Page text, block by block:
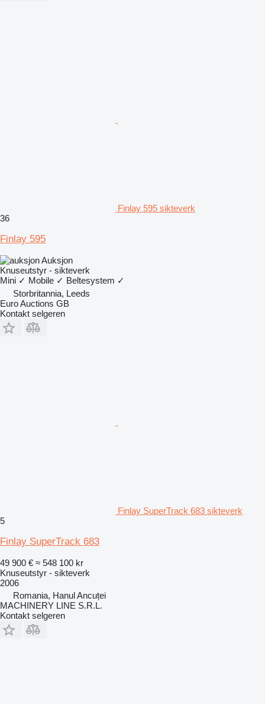
Finlay 595 sikteverk
36
Finlay 595
Auksjon
Knuseutstyr - sikteverk
Mini ✓ Mobile ✓ Beltesystem ✓
Storbritannia, Leeds
Euro Auctions GB
Kontakt selgeren
Finlay SuperTrack 683 sikteverk
5
Finlay SuperTrack 683
49 900 € ≈ 548 100 kr
Knuseutstyr - sikteverk
2006
Romania, Hanul Ancuței
MACHINERY LINE S.R.L.
Kontakt selgeren